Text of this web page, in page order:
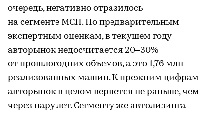
очередь, негативно отразилось
на сегменте МСП. По предварительным
экспертным оценкам, в текущем году
авторынок недосчитается 20–30%
от прошлогодних объемов, а это 1,76 млн
реализованных машин. К прежним цифрам
авторынок в целом вернется не раньше, чем
через пару лет. Сегменту же автолизинга